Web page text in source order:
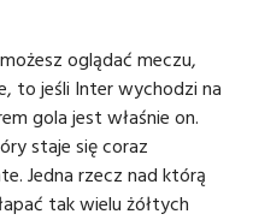
oglądać meczu,
to jeśli Inter wychodzi na
gola jest właśnie on.
staje się coraz
Jedna rzecz nad którą
tak wielu żółtych